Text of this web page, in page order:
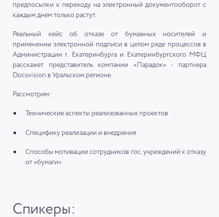
предпосылки к переходу на электронный документооборот с
каждым днем только растут.
Реальный кейс об отказе от бумажных носителей и
применении электронной подписи в целом ряде процессов в
Администрации г. Екатеринбурга и Екатеринбургского МФЦ
расскажет представитель компании «Парадок» - партнера
Docsvision в Уральском регионе.
Рассмотрим:
Технические аспекты реализованных проектов
Специфику реализации и внедрения
Способы мотивации сотрудников гос. учреждений к отказу
от «бумаги»
Спикеры: